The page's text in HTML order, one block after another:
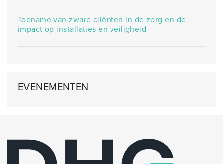
Toename van zware cliënten in de zorg en de
impact op installaties en veiligheid
EVENEMENTEN